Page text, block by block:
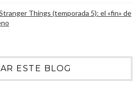
Things (temporada 5): el «fin» de
ESTE BLOG